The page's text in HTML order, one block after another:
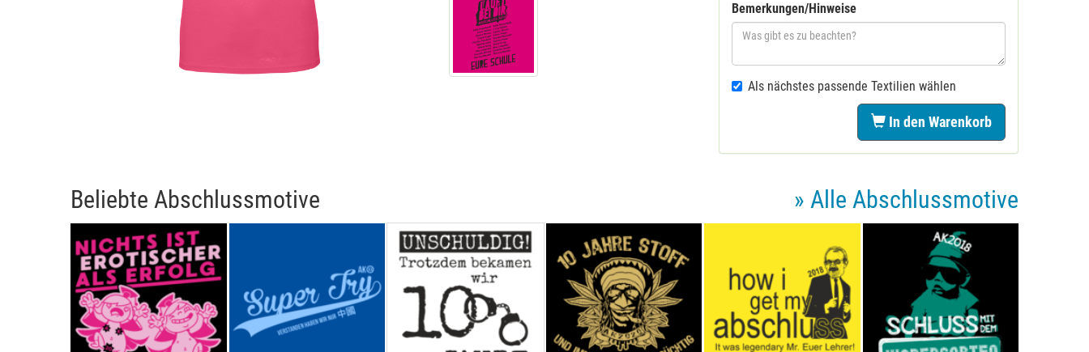
Bemerkungen/Hinweise
Als nächstes passende Textilien wählen
In den Warenkorb
Beliebte Abschlussmotive » Alle Abschlussmotive